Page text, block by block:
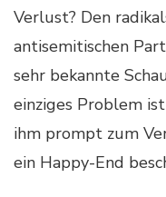
Verlust? Den
antisemitischen
sehr bekannte
einziges Problem
ihm prompt zum
ein Happy-End